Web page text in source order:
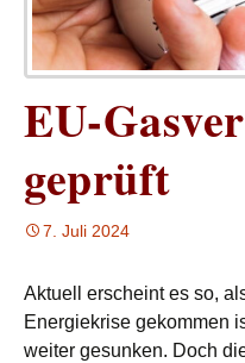
EU-
geprüft
7. Juli 2024
Aktuell erscheint es so,
Energiekrise gekommen
weiter gesunken. Doch